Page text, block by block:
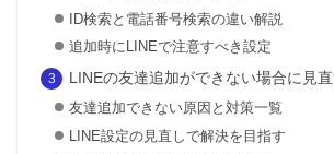
ID検索と電話番号検索の違い解説
追加時にLINEで注意すべき設定
LINEの友達追加ができない場合に見
友達追加できない原因と対策一覧
LINE設定の見直しで解決を目指す